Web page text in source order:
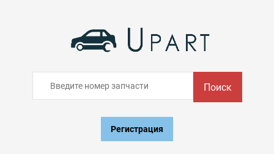
Поиск
Регистрация